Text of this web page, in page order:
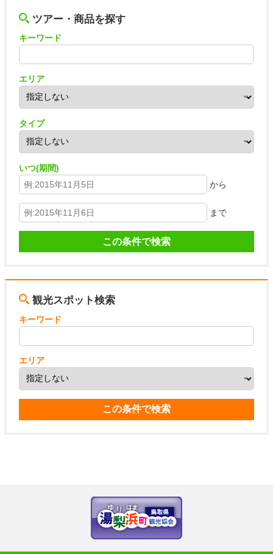
ツアー・商品を探す
キーワード
エリア
タイプ
いつ(期間)
から
まで
観光スポット検索
キーワード
エリア